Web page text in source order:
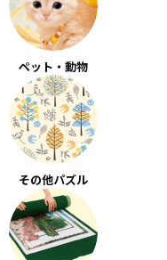
ペット・動物
その他パズル